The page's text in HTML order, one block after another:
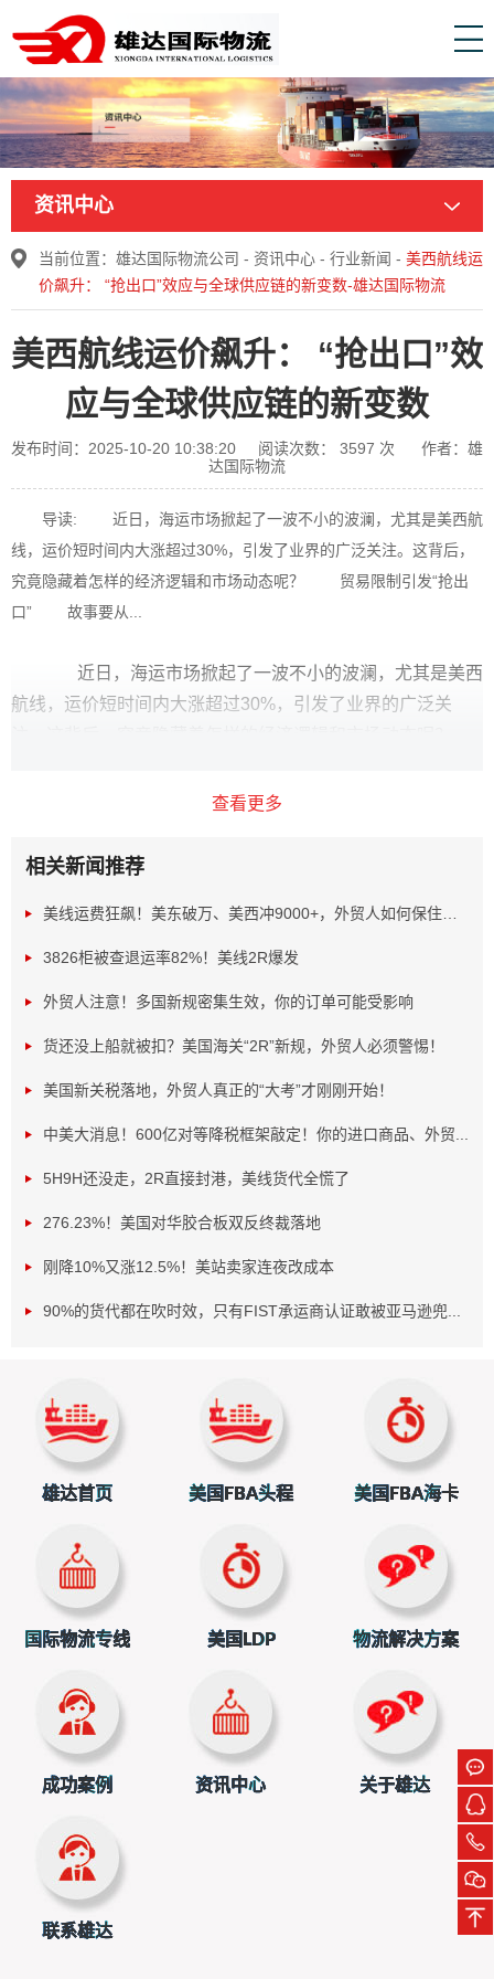
资讯中心
当前位置： 雄达国际物流公司 - 资讯中心 - 行业新闻 - 美西航线运
价飙升： “抢出口”效应与全球供应链的新变数-雄达国际物流
美西航线运价飙升： “抢出口”效
应与全球供应链的新变数
发布时间：2025-10-20 10:38:20 阅读次数： 3597 次
作者：雄
达国际物流
导读: 近日，海运市场掀起了一波不小的波澜，尤其是美西航
线，运价短时间内大涨超过30%，引发了业界的广泛关注。这背后，
究竟隐藏着怎样的经济逻辑和市场动态呢？ 贸易限制引发“抢出
口” 故事要从...
近日，海运市场掀起了一波不小的波澜，尤其是美西
航线，运价短时间内大涨超过30%，引发了业界的广泛关
贸易限制引发“抢出口”
一块巨石投入平静的湖面，瞬间激起了层层涟漪，影响了全
面对这样的形势，上海航运交易所的分析师指出，虽然
中美贸易前景因此面临严峻考验，但短期内，一个有趣的现
象——“抢出口”效应，可能会再次上演。什么是“抢出口”呢？
简单来说，就是企业为了规避未来可能更加严格的贸易壁垒
运价反弹，美西航线领涨
果然，市场很快给出了反应。跨太航线（连接亚洲与北
美太平洋沿岸的航线）的运输需求保持相对稳定，但即期市
上海出口集装箱综合运价指数（SCFI）显示，10月17日，从
上海港出口到美西和美东基本港的市场运价（包括海运及海
运附加费）分别达到了1936美元/FEU和2853美元/FEU，与
一周前相比，分别上涨了31.9%和16.4%。
FEU和TEU都是海运集装箱的计量单位，其中FEU（For
ty-Foot Equivalent Unit）代表40英尺标准集装箱，TEU（Tw
enty-Foot Equivalent Unit）代表20英尺标准集装箱。
这样的涨幅，对于海运市场来说，无疑是一剂强心
针。德路里等权威机构更是预计，运价还有进一步上涨的空
查看更多
相关新闻推荐
美线运费狂飙！美东破万、美西冲9000+，外贸人如何保住利...
3826柜被查退运率82%！美线2R爆发
外贸人注意！多国新规密集生效，你的订单可能受影响
货还没上船就被扣？美国海关“2R”新规，外贸人必须警惕！
美国新关税落地，外贸人真正的“大考”才刚刚开始！
中美大消息！600亿对等降税框架敲定！你的进口商品、外贸...
5H9H还没走，2R直接封港，美线货代全慌了
276.23%！美国对华胶合板双反终裁落地
刚降10%又涨12.5%！美站卖家连夜改成本
90%的货代都在吹时效，只有FIST承运商认证敢被亚马逊兜...
雄达首页 美国FBA头程 美国FBA海卡
国际物流专线 美国LDP 物流解决方案
成功案例 资讯中心 关于雄达
联系雄达